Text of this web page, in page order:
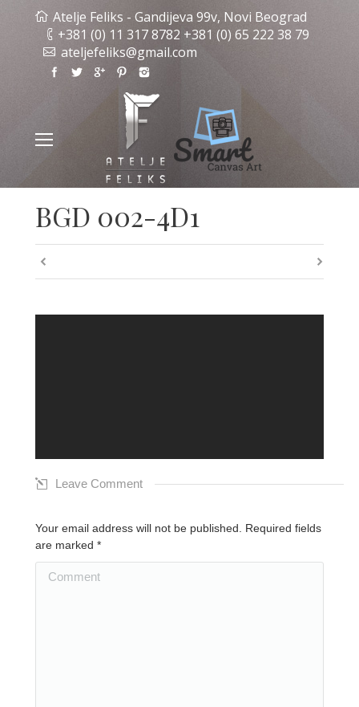
Atelje Feliks - Gandijeva 99v, Novi Beograd
+381 (0) 11 317 8782 +381 (0) 65 222 38 79
ateljefeliks@gmail.com
BGD 002-4D1
Leave Comment
Your email address will not be published. Required fields
are marked *
Comment